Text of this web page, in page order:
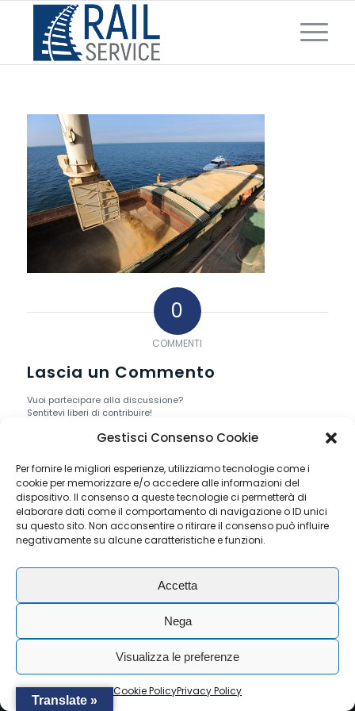
Gestisci Consenso Cookie
Per fornire le migliori esperienze, utilizziamo tecnologie come i
cookie per memorizzare e/o accedere alle informazioni del
dispositivo. Il consenso a queste tecnologie ci permetterà di
elaborare dati come il comportamento di navigazione o ID unici
su questo sito. Non acconsentire o ritirare il consenso può influire
negativamente su alcune caratteristiche e funzioni.
Accetta
Nega
Visualizza le preferenze
Cookie PolicyPrivacy Policy
0
COMMENTI
Lascia un Commento
Vuoi partecipare alla discussione?
Sentitevi liberi di contribuire!
connesso per inviare un
All rights reserved. -Privacy Policy-Cookie Policy
Translate »